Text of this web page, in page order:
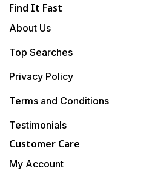
Find It Fast
About Us
Top Searches
Privacy Policy
Terms and Conditions
Testimonials
Customer Care
My Account